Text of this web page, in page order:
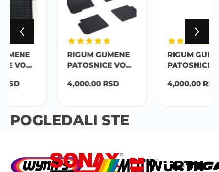
RIGUM GUMENE
PATOSNICE VO...
RSD
RIGUM GUMENE
PATOSNICE VO...
RSD
POGLEDALI STE